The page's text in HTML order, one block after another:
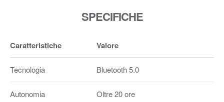
SPECIFICHE
Caratteristiche Valore
Tecnologia Bluetooth 5.0
Autonomia Oltre 20 ore